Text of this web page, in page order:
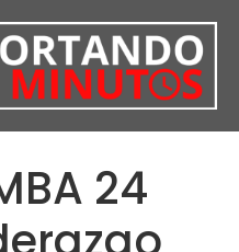
24